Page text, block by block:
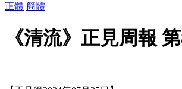
正體 簡體
《清流》正見周報